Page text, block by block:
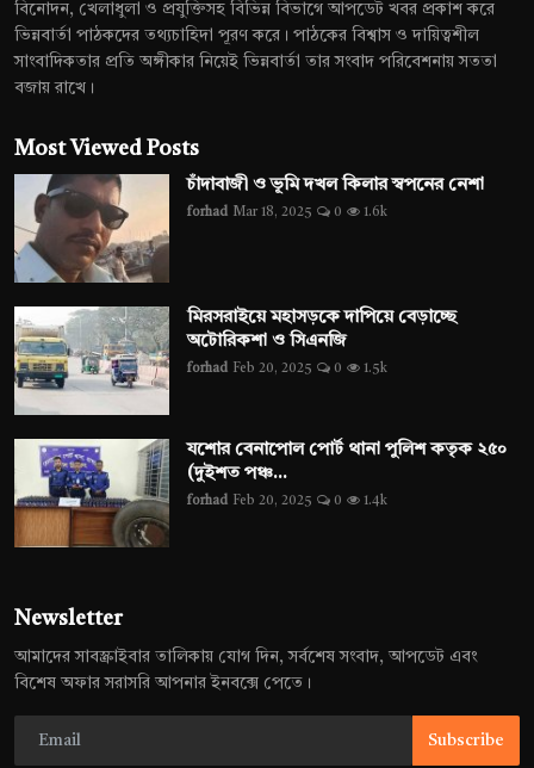
বিনোদন, খেলাধুলা ও প্রযুক্তিসহ বিভিন্ন বিভাগে আপডেট খবর প্রকাশ করে
ভিন্নবার্তা পাঠকদের তথ্যচাহিদা পূরণ করে। পাঠকের বিশ্বাস ও দায়িত্বশীল
সাংবাদিকতার প্রতি অঙ্গীকার নিয়েই ভিন্নবার্তা তার সংবাদ পরিবেশনায় সততা
বজায় রাখে।
Most Viewed Posts
চাঁদাবাজী ও ভূমি দখল কিলার স্বপনের নেশা
forhad Mar 18, 2025 0 1.6k
মিরসরাইয়ে মহাসড়কে দাপিয়ে বেড়াচ্ছে
অটোরিকশা ও সিএনজি
forhad Feb 20, 2025 0 1.5k
যশোর বেনাপোল পোর্ট থানা পুলিশ কতৃক ২৫০
(দুইশত পঞ্চ...
forhad Feb 20, 2025 0 1.4k
Newsletter
আমাদের সাবস্ক্রাইবার তালিকায় যোগ দিন, সর্বশেষ সংবাদ, আপডেট এবং
বিশেষ অফার সরাসরি আপনার ইনবক্সে পেতে।
Subscribe